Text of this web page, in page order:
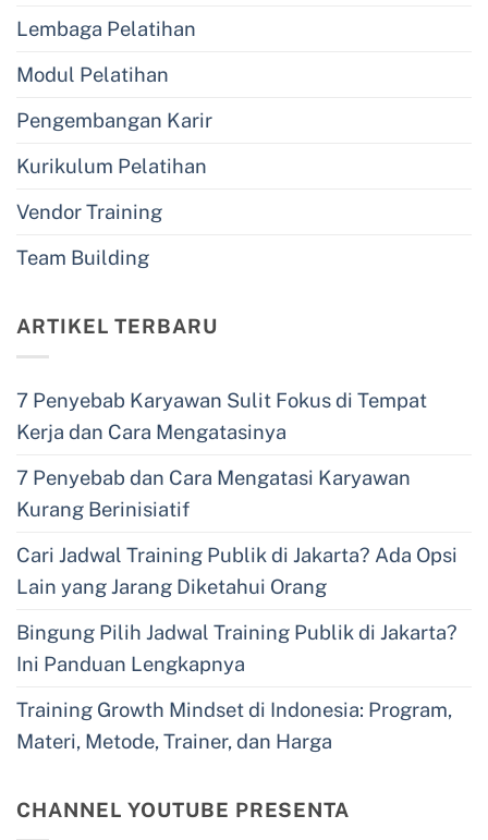
Lembaga Pelatihan
Modul Pelatihan
Pengembangan Karir
Kurikulum Pelatihan
Vendor Training
Team Building
ARTIKEL TERBARU
7 Penyebab Karyawan Sulit Fokus di Tempat
Kerja dan Cara Mengatasinya
7 Penyebab dan Cara Mengatasi Karyawan
Kurang Berinisiatif
Cari Jadwal Training Publik di Jakarta? Ada Opsi
Lain yang Jarang Diketahui Orang
Bingung Pilih Jadwal Training Publik di Jakarta?
Ini Panduan Lengkapnya
Training Growth Mindset di Indonesia: Program,
Materi, Metode, Trainer, dan Harga
CHANNEL YOUTUBE PRESENTA